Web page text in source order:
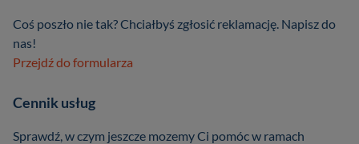
Coś poszło nie tak? Chciałbyś zgłosić reklamację. Napisz do
nas!
Przejdź do formularza
Cennik usług
Sprawdź, w czym jeszcze mozemy Ci pomóc w ramach